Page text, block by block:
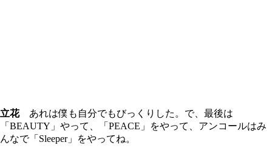
立花あれは僕も自分でもびっくりした。で、最後は
「BEAUTY」やって、「PEACE」をやって、アンコールはみ
んなで「Sleeper」をやってね。